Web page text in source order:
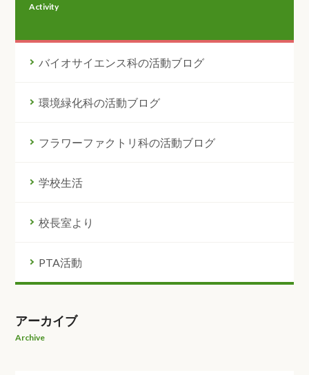
Activity
バイオサイエンス科の活動ブログ
環境緑化科の活動ブログ
フラワーファクトリ科の活動ブログ
学校生活
校長室より
PTA活動
アーカイブ
Archive